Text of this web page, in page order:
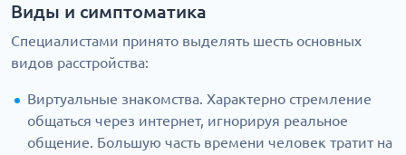
Виды и симптоматика
Специалистами принято выделять шесть основных
видов расстройства:
Виртуальные знакомства. Характерно стремление
общаться через интернет, игнорируя реальное
общение. Большую часть времени человек тратит на